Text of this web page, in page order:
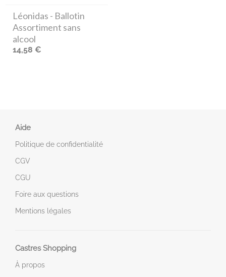
Léonidas - Ballotin
Assortiment sans
alcool
14,58 €
Aide
Politique de confidentialité
CGV
CGU
Foire aux questions
Mentions légales
Castres Shopping
À propos